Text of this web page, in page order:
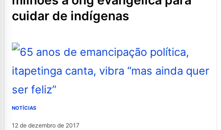
cuidar de indígenas
NOTÍCIAS
12 de dezembro de 2017